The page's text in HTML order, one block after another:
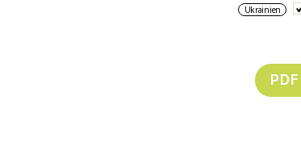
Ukrainien